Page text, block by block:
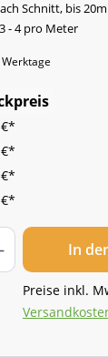
Schnitt, bis 20m
- 4 pro Meter
In
Preise inkl.